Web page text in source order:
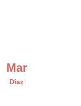
Mar
Díaz